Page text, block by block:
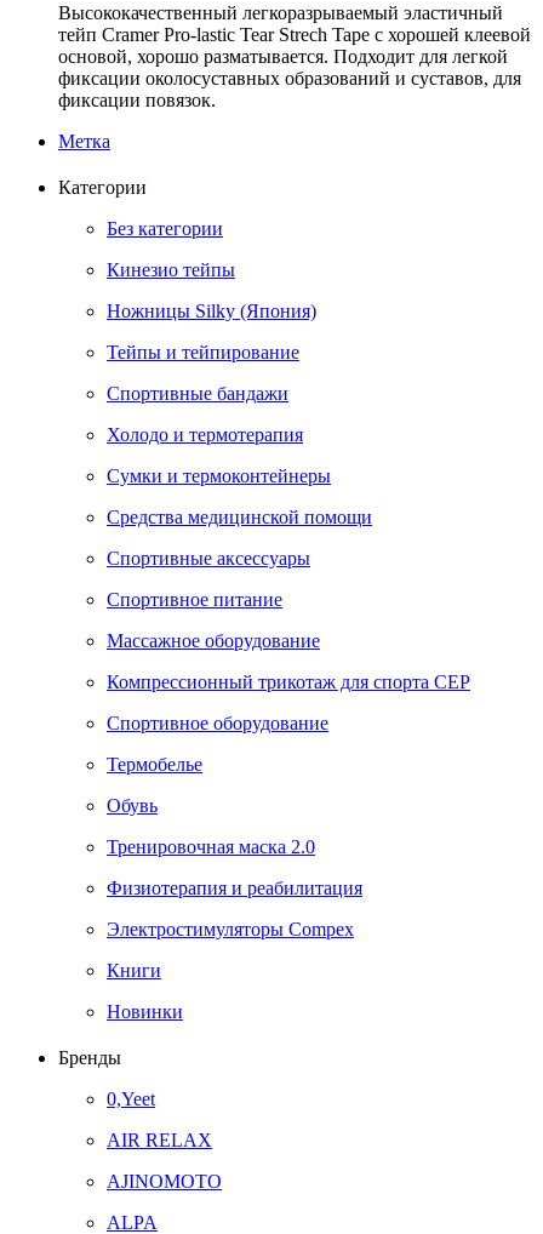
Высококачественный легкоразрываемый эластичный
тейп Cramer Pro-lastic Tear Strech Tape с хорошей клеевой
основой, хорошо разматывается. Подходит для легкой
фиксации околосуставных образований и суставов, для
фиксации повязок.
Метка
Категории
Без категории
Кинезио тейпы
Ножницы Silky (Япония)
Тейпы и тейпирование
Спортивные бандажи
Холодо и термотерапия
Сумки и термоконтейнеры
Средства медицинской помощи
Спортивные аксессуары
Спортивное питание
Массажное оборудование
Компрессионный трикотаж для спорта СЕР
Спортивное оборудование
Термобелье
Обувь
Тренировочная маска 2.0
Физиотерапия и реабилитация
Электростимуляторы Compex
Книги
Новинки
Бренды
0,Yeet
AIR RELAX
AJINOMOTO
ALPA